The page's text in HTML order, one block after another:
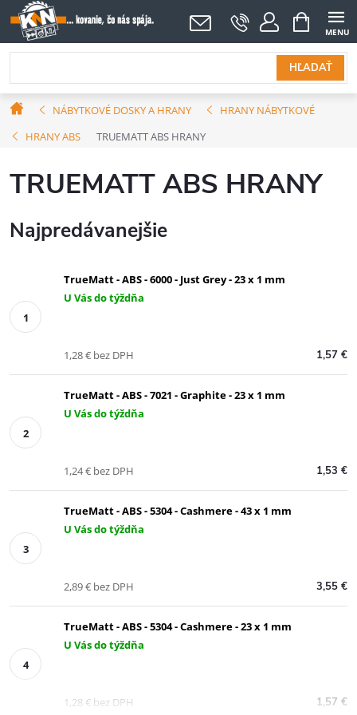
Prejsť
na
obsah
HĽADAŤ
NÁKUPNÝ
KOŠÍK
DomovNÁBYTKOVÉ DOSKY A HRANY
HRANY NÁBYTKOVÉ
HRANY ABS
TRUEMATT ABS HRANY
TRUEMATT ABS HRANY
Najpredávanejšie
TrueMatt - ABS - 6000 - Just Grey - 23 x 1 mm
U Vás do týždňa
1,57 €
1,28 € bez DPH
TrueMatt - ABS - 7021 - Graphite - 23 x 1 mm
U Vás do týždňa
1,53 €
1,24 € bez DPH
TrueMatt - ABS - 5304 - Cashmere - 43 x 1 mm
U Vás do týždňa
3,55 €
2,89 € bez DPH
TrueMatt - ABS - 5304 - Cashmere - 23 x 1 mm
U Vás do týždňa
1,57 €
1,28 € bez DPH